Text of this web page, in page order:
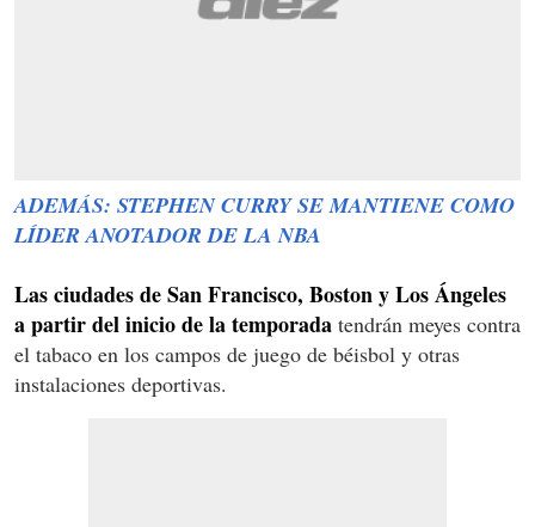
ADEMÁS: STEPHEN CURRY SE MANTIENE COMO
LÍDER ANOTADOR DE LA NBA
Las ciudades de San Francisco, Boston y Los Ángeles
a partir del inicio de la temporada tendrán meyes contra
el tabaco en los campos de juego de béisbol y otras
instalaciones deportivas.